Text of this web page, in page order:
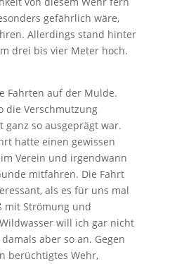
gefährlich wäre,
Allerdings stand hinter
drei bis vier Meter hoch.
Fahrten auf der Mulde.
die Verschmutzung
so ausgeprägt war.
hatte einen gewissen
Verein und irgendwann
mitfahren. Die Fahrt
als es für uns mal
mit Strömung und
will ich gar nicht
aber so an. Gegen
berüchtigtes Wehr,